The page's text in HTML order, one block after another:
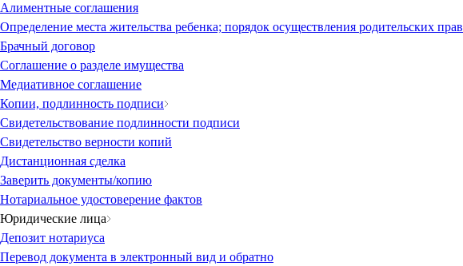
Алиментные соглашения
Определение места жительства ребенка; порядок осуществления родительских прав
Брачный договор
Соглашение о разделе имущества
Медиативное соглашение
Копии, подлинность подписи
Свидетельствование подлинности подписи
Свидетельство верности копий
Дистанционная сделка
Заверить документы/копию
Нотариальное удостоверение фактов
Юридические лица
Депозит нотариуса
Перевод документа в электронный вид и обратно